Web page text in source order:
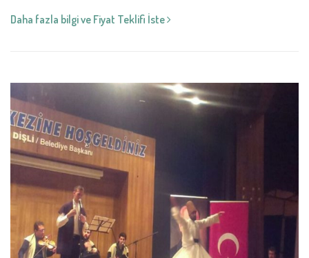
Daha fazla bilgi ve Fiyat Teklifi İste